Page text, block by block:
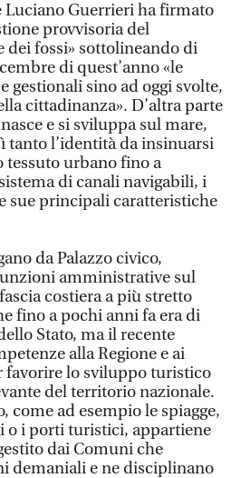
Luciano Guerrieri ha firmato
provvisoria del
dei fossi» sottolineando di
di quest’anno «le
gestionali sino ad oggi svolte,
cittadinanza». D’altra parte
e si sviluppa sul mare,
tanto l’identità da insinuarsi
urbano fino a
di canali navigabili, i
sue principali caratteristiche
da Palazzo civico,
amministrative sul
costiera a più stretto
fino a pochi anni fa era di
Stato, ma il recente
alla Regione e ai
favorire lo sviluppo turistico
del territorio nazionale.
come ad esempio le spiagge,
o i porti turistici, appartiene
dai Comuni che
demaniali e ne disciplinano